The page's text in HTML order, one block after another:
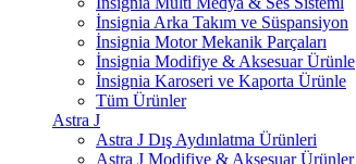
İnsignia Arka Takım ve Süspansiyon
İnsignia Motor Mekanik Parçaları
İnsignia Modifiye & Aksesuar Ürünle
İnsignia Karoseri ve Kaporta Ürünle
Tüm Ürünler
Astra J
Astra J Dış Aydınlatma Ürünleri
Astra J Modifiye & Aksesuar Ürünler